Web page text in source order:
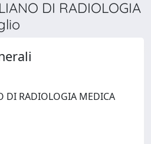
DI RADIOLOGIA